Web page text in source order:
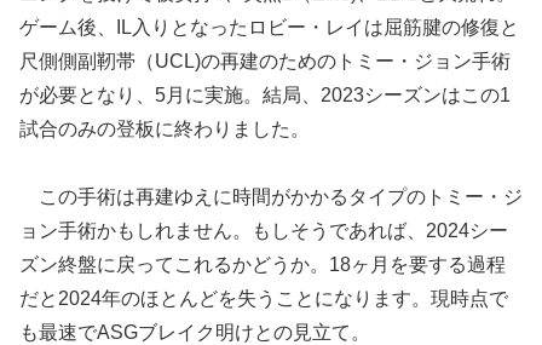
ゲーム後、IL入りとなったロビー・レイは屈筋腱の修復と
尺側側副靭帯（UCL)の再建のためのトミー・ジョン手術
が必要となり、5月に実施。結局、2023シーズンはこの1
試合のみの登板に終わりました。
この手術は再建ゆえに時間がかかるタイプのトミー・ジ
ョン手術かもしれません。もしそうであれば、2024シー
ズン終盤に戻ってこれるかどうか。18ヶ月を要する過程
だと2024年のほとんどを失うことになります。現時点で
も最速でASGブレイク明けとの見立て。